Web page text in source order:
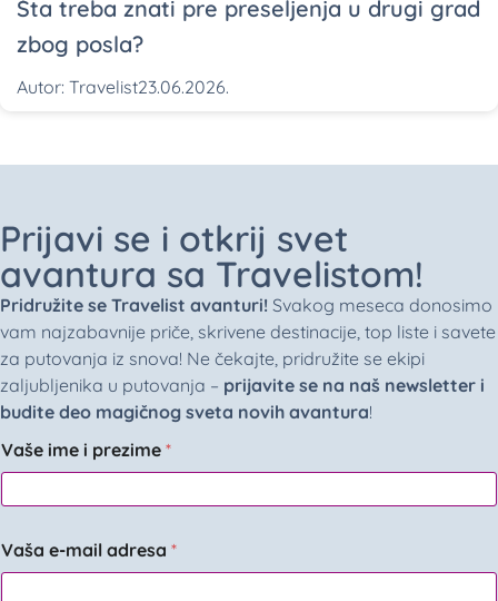
Šta treba znati pre preseljenja u drugi grad
zbog posla?
Autor: Travelist23.06.2026.
Prijavi se i otkrij svet
avantura sa Travelistom!
Pridružite se Travelist avanturi! Svakog meseca donosimo
vam najzabavnije priče, skrivene destinacije, top liste i savete
za putovanja iz snova! Ne čekajte, pridružite se ekipi
zaljubljenika u putovanja – prijavite se na naš newsletter i
budite deo magičnog sveta novih avantura!
Vaše ime i prezime *
Vaša e-mail adresa *